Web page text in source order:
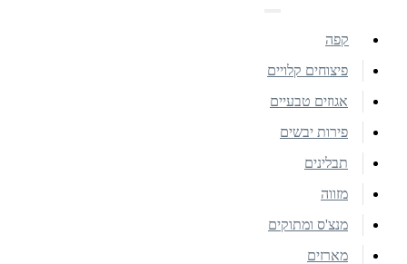
קפה
פיצוחים קלויים
אגוזים טבעיים
פירות יבשים
תבלינים
מזווה
מנצ'ס ומתוקים
מארזים